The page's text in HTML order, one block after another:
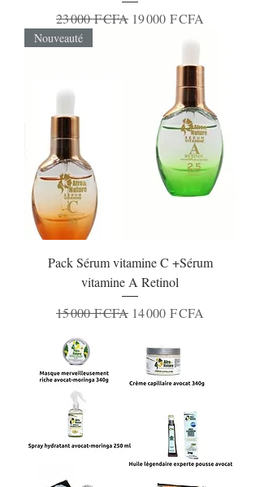
Prix original
23 000 F CFA Prix promotionnel
19 000 F CFA
Nouveauté
Pack Sérum vitamine C +Sérum
vitamine A Retinol
Prix original
15 000 F CFA Prix promotionnel
14 000 F CFA